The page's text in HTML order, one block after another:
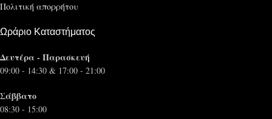
Πολιτική απορρήτου
Ωράριο Καταστήματος
Δευτέρα - Παρασκευή
09:00 - 14:30 & 17:00 - 21:00
Σάββατο
08:30 - 15:00